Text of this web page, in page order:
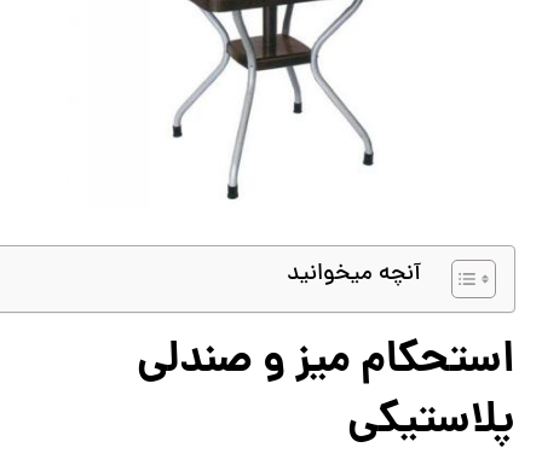
آنچه میخوانید
استحکام میز و صندلی
پلاستیکی